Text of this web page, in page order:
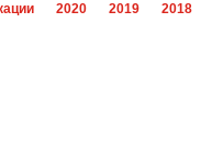
2020 2019 2018